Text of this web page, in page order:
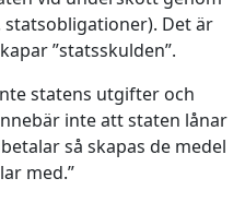
Det är
”statsskulden”.
statens utgifter och
inte att staten lånar
så skapas de medel
med.”